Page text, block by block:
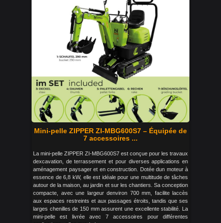
Mini-pelle ZIPPER ZI-MBG600S7 – Équipée de
7 accessoires ...
La mini-pelle ZIPPER ZI-MBG600S7 est conçue pour les travaux
dexcavation, de terrassement et pour diverses applications en
aménagement paysager et en construction. Dotée dun moteur à
essence de 6,8 kW, elle est idéale pour une multitude de tâches
autour de la maison, au jardin et sur les chantiers. Sa conception
compacte, avec une largeur denviron 700 mm, facilite laccès
aux espaces restreints et aux passages étroits, tandis que ses
larges chenilles de 150 mm assurent une excellente stabilité. La
mini-pelle est livrée avec 7 accessoires pour différentes